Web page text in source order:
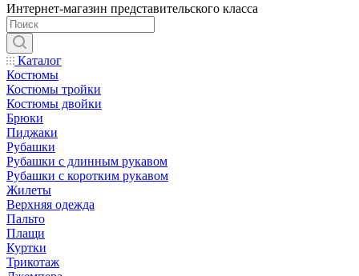
Интернет-магазин представительского класса
Каталог
Костюмы
Костюмы тройки
Костюмы двойки
Брюки
Пиджаки
Рубашки
Рубашки с длинным рукавом
Рубашки с коротким рукавом
Жилеты
Верхняя одежда
Пальто
Плащи
Куртки
Трикотаж